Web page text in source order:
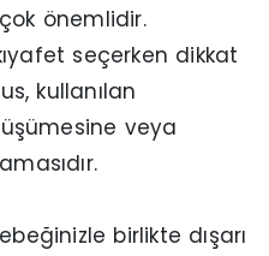
önemlidir.
seçerken dikkat
kullanılan
veya
birlikte dışarı